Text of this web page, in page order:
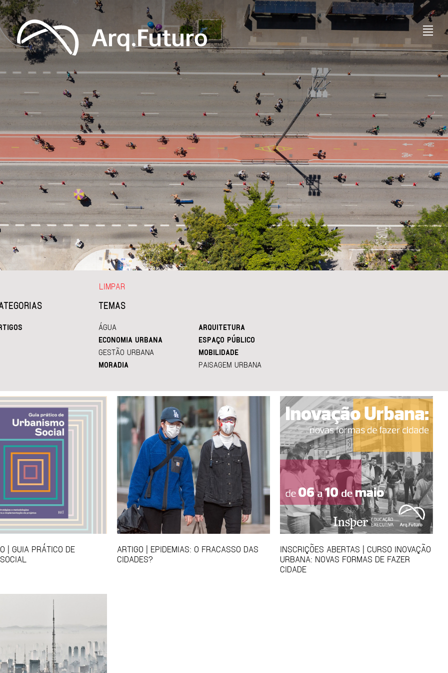
TEMAS
ÁGUA
ARQUITETURA
ECONOMIA URBANA
ESPAÇO PÚBLICO
GESTÃO URBANA
MOBILIDADE
MORADIA
PAISAGEM URBANA
LIMPAR
| GUIA PRÁTICO DE
ARTIGO | EPIDEMIAS: O FRACASSO DAS
CIDADES?
INSCRIÇÕES ABERTAS | CURSO INOVAÇÃO
URBANA: NOVAS FORMAS DE FAZER
CIDADE